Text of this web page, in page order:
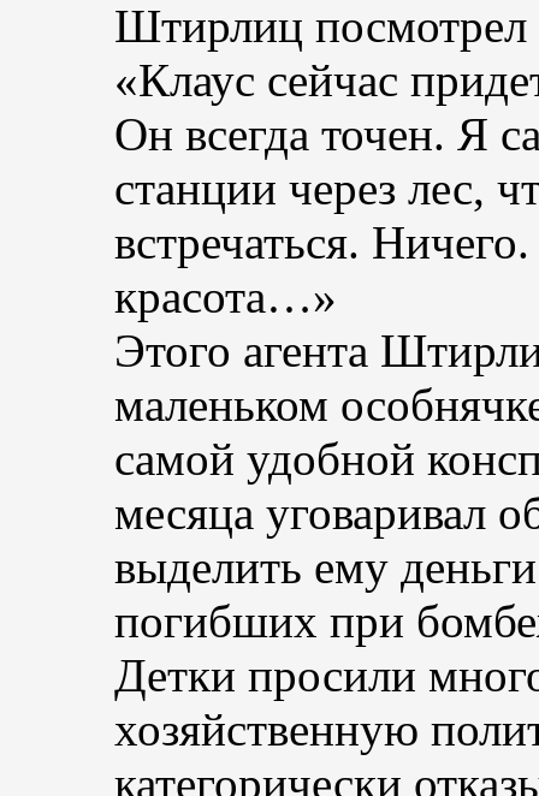
Штирлиц посмотрел
«Клаус сейчас
Он всегда точен. Я
станции через лес,
встречаться.
красота…»
Этого агента
маленьком
самой удобной
месяца уговаривал
выделить ему
погибших при
Детки просили
хозяйственную
категорически